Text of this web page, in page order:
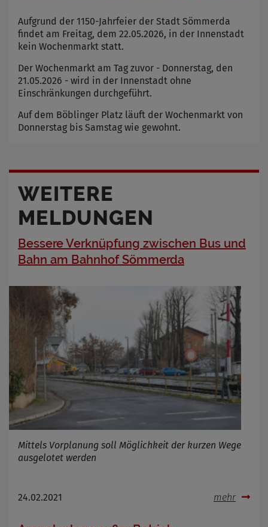
Aufgrund der 1150-Jahrfeier der Stadt Sömmerda
findet am Freitag, dem 22.05.2026, in der Innenstadt
kein Wochenmarkt statt.
Der Wochenmarkt am Tag zuvor - Donnerstag, den
21.05.2026 - wird in der Innenstadt ohne
Einschränkungen durchgeführt.
Auf dem Böblinger Platz läuft der Wochenmarkt von
Donnerstag bis Samstag wie gewohnt.
WEITERE
MELDUNGEN
Bessere Verknüpfung zwischen Bus und
Bahn am Bahnhof Sömmerda
Mittels Vorplanung soll Möglichkeit der kurzen Wege
ausgelotet werden
24.02.2021 mehr